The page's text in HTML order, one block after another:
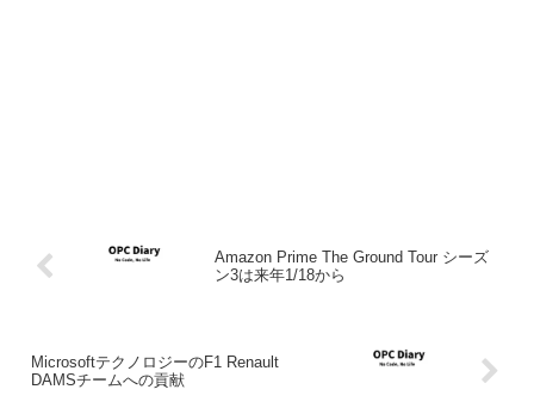
Amazon Prime The Ground Tour シーズ
ン3は来年1/18から
MicrosoftテクノロジーのF1 Renault
DAMSチームへの貢献